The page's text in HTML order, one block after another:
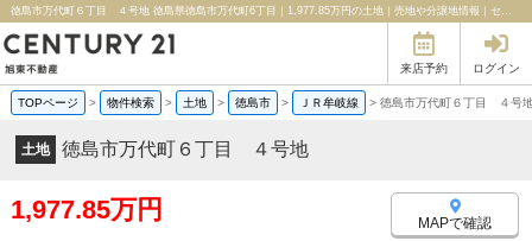
徳島市万代町６丁目 ４号地 徳島県徳島市万代町6丁目｜1,977.85万円の土地｜売地や分譲地情報｜センチュリー21旭東不動産
来店予約 ログイン
TOPページ > 物件検索 > 土地 > 徳島市 > ＪＲ牟岐線 > 徳島市万代町６丁目 ４号
土地 徳島市万代町６丁目 ４号地
1,977.85万円 MAPで確認